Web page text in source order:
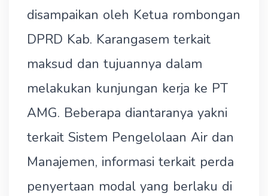
disampaikan oleh Ketua rombongan
DPRD Kab. Karangasem terkait
maksud dan tujuannya dalam
melakukan kunjungan kerja ke PT
AMG. Beberapa diantaranya yakni
terkait Sistem Pengelolaan Air dan
Manajemen, informasi terkait perda
penyertaan modal yang berlaku di